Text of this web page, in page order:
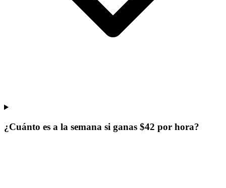
¿Cuánto es a la semana si ganas $42 por hora?